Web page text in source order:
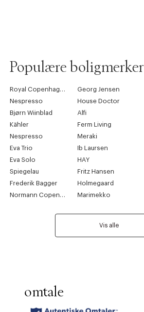
Populære boligmerker
Royal Copenhagen Georg Jensen
Nespresso
House Doctor
Bjørn Wiinblad
Alfi
Kähler
Ferm Living
Nespresso
Meraki
Eva Trio
Ib Laursen
Eva Solo
HAY
Spiegelau
Fritz Hansen
Frederik Bagger
Holmegaard
Normann Copenhagen
Marimekko
Vis alle